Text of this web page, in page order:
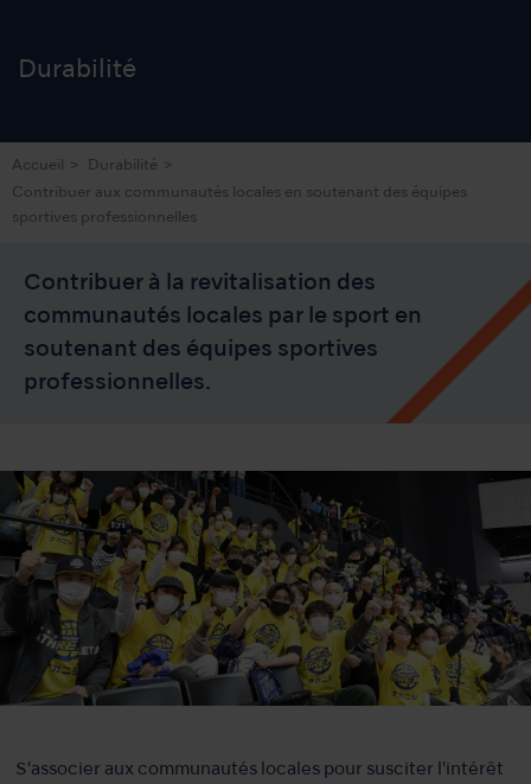
Durabilité
Accueil
Durabilité
Contribuer aux communautés locales en soutenant des équipes
sportives professionnelles
Contribuer à la revitalisation des
communautés locales par le sport en
soutenant des équipes sportives
professionnelles.
S'associer aux communautés locales pour susciter l'intérêt